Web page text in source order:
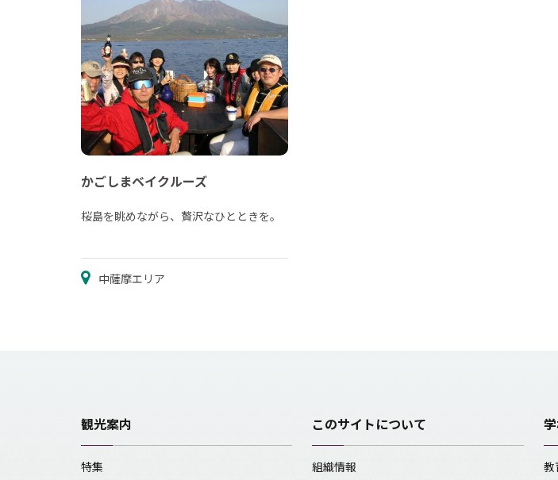
かごしまベイクルーズ
桜島を眺めながら、贅沢なひとときを。
中薩摩エリア
観光案内
特集
このサイトについて
組織情報 教